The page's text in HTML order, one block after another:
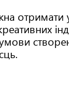
отримати